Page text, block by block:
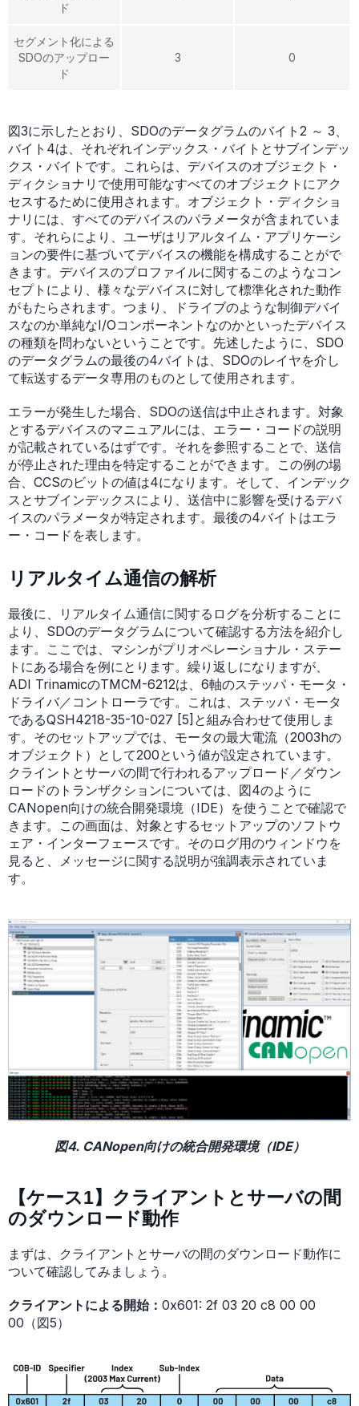
ド
セグメント化による
SDOのアップロー
ド
3 0
図3に示したとおり、SDOのデータグラムのバイト2 ～ 3、
バイト4は、それぞれインデックス・バイトとサブインデッ
クス・バイトです。これらは、デバイスのオブジェクト・
ディクショナリで使用可能なすべてのオブジェクトにアク
セスするために使用されます。オブジェクト・ディクショ
ナリには、すべてのデバイスのパラメータが含まれていま
す。それらにより、ユーザはリアルタイム・アプリケーシ
ョンの要件に基づいてデバイスの機能を構成することがで
きます。デバイスのプロファイルに関するこのようなコン
セプトにより、様々なデバイスに対して標準化された動作
がもたらされます。つまり、ドライブのような制御デバイ
スなのか単純なI/Oコンポーネントなのかといったデバイス
の種類を問わないということです。先述したように、SDO
のデータグラムの最後の4バイトは、SDOのレイヤを介し
て転送するデータ専用のものとして使用されます。
エラーが発生した場合、SDOの送信は中止されます。対象
とするデバイスのマニュアルには、エラー・コードの説明
が記載されているはずです。それを参照することで、送信
が停止された理由を特定することができます。この例の場
合、CCSのビットの値は4になります。そして、インデック
スとサブインデックスにより、送信中に影響を受けるデバ
イスのパラメータが特定されます。最後の4バイトはエラ
ー・コードを表します。
リアルタイム通信の解析
最後に、リアルタイム通信に関するログを分析することに
より、SDOのデータグラムについて確認する方法を紹介し
ます。ここでは、マシンがプリオペレーショナル・ステー
トにある場合を例にとります。繰り返しになりますが、
ADI TrinamicのTMCM-6212は、6軸のステッパ・モータ・
ドライバ／コントローラです。これは、ステッパ・モータ
であるQSH4218-35-10-027 [5]と組み合わせて使用しま
す。そのセットアップでは、モータの最大電流（2003hの
オブジェクト）として200という値が設定されています。
クライントとサーバの間で行われるアップロード／ダウン
ロードのトランザクションについては、図4のように
CANopen向けの統合開発環境（IDE）を使うことで確認で
きます。この画面は、対象とするセットアップのソフトウ
ェア・インターフェースです。そのログ用のウィンドウを
見ると、メッセージに関する説明が強調表示されていま
す。
図4. CANopen向けの統合開発環境（IDE）
【ケース1】クライアントとサーバの間
のダウンロード動作
まずは、クライアントとサーバの間のダウンロード動作に
ついて確認してみましょう。
クライアントによる開始： 0x601: 2f 03 20 c8 00 00
00（図5）